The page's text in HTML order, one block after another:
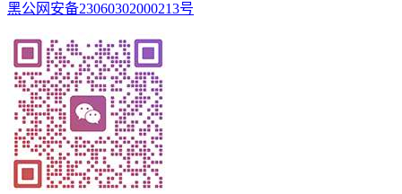
黑公网安备23060302000213号